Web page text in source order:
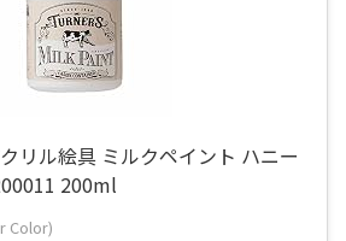
リル絵具 ミルクペイント ハニー
200ml
Color)